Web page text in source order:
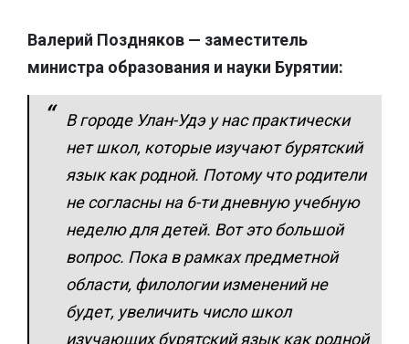
Валерий Поздняков — заместитель
министра образования и науки Бурятии:
В городе Улан-Удэ у нас практически
нет школ, которые изучают бурятский
язык как родной. Потому что родители
не согласны на 6-ти дневную учебную
неделю для детей. Вот это большой
вопрос. Пока в рамках предметной
области, филологии изменений не
будет, увеличить число школ
изучающих бурятский язык как родной